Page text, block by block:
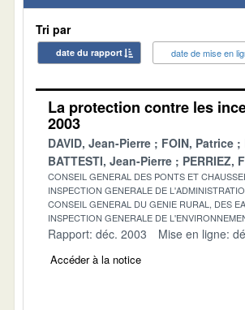
Tri par
date du rapport date de mise en
La protection contre les
2003
DAVID, Jean-Pierre FOIN, Patrice
BATTESTI, Jean-Pierre
PERRIEZ,
CONSEIL GENERAL DES PONTS ET
INSPECTION GENERALE DE
CONSEIL GENERAL DU GENIE RURAL, DES
INSPECTION GENERALE DE
Rapport: déc. 2003 Mise en ligne:
Accéder à la notice